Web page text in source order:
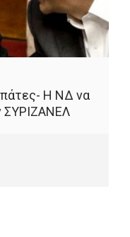
Η ΝΔ να
ΣΥΡΙΖΑΝΕΛ